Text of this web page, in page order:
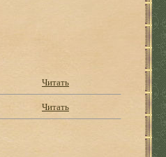
Читать
Читать